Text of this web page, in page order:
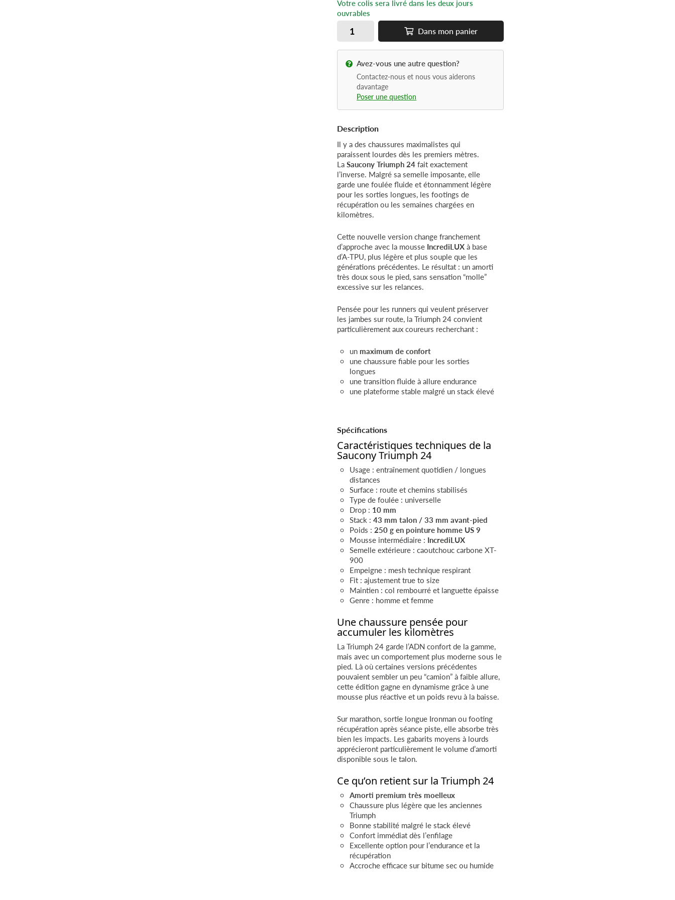
Votre colis sera livré dans les deux jours
ouvrables
Dans mon panier
Avez-vous une autre question?
Contactez-nous et nous vous aiderons
davantage
Poser une question
Description
Il y a des chaussures maximalistes qui
paraissent lourdes dès les premiers mètres.
LaSaucony Triumph 24fait exactement
l’inverse. Malgré sa semelle imposante, elle
garde une foulée fluide et étonnamment légère
pour les sorties longues, les footings de
récupération ou les semaines chargées en
kilomètres.
Cette nouvelle version change franchement
d’approche avec la mousse IncrediLUXà base
d’A-TPU, plus légère et plus souple que les
générations précédentes. Le résultat : un amorti
très doux sous le pied, sans sensation “molle”
excessive sur les relances.
Pensée pour les runners qui veulent préserver
les jambes sur route, la Triumph 24 convient
particulièrement aux coureurs recherchant :
un maximum de confort
une chaussure fiable pour les sorties
longues
une transition fluide à allure endurance
une plateforme stable malgré un stack élevé
Spécifications
Caractéristiques techniques de la
Saucony Triumph 24
Usage : entraînement quotidien / longues
distances
Surface : route et chemins stabilisés
Type de foulée : universelle
Drop : 10 mm
Stack :43 mm talon / 33 mm avant-pied
Poids :250 g en pointure homme US 9
Mousse intermédiaire : IncrediLUX
Semelle extérieure : caoutchouc carbone XT-
900
Empeigne : mesh technique respirant
Fit : ajustement true to size
Maintien : col rembourré et languette épaisse
Genre : homme et femme
Une chaussure pensée pour
accumuler les kilomètres
La Triumph 24 garde l’ADN confort de la gamme,
mais avec un comportement plus moderne sous le
pied. Là où certaines versions précédentes
pouvaient sembler un peu “camion” à faible allure,
cette édition gagne en dynamisme grâce à une
mousse plus réactive et un poids revu à la baisse.
Sur marathon, sortie longue Ironman ou footing
récupération après séance piste, elle absorbe très
bien les impacts. Les gabarits moyens à lourds
apprécieront particulièrement le volume d’amorti
disponible sous le talon.
Ce qu’on retient sur la Triumph 24
Amorti premium très moelleux
Chaussure plus légère que les anciennes
Triumph
Bonne stabilité malgré le stack élevé
Confort immédiat dès l’enfilage
Excellente option pour l’endurance et la
récupération
Accroche efficace sur bitume sec ou humide